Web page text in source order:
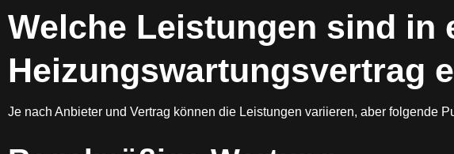
Welche Leistungen sind in
Heizungswartungsvertrag
Je nach Anbieter und Vertrag können die Leistungen variieren, aber folgende